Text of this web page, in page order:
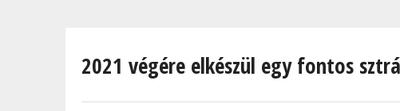
2021 végére elkészül egy fontos